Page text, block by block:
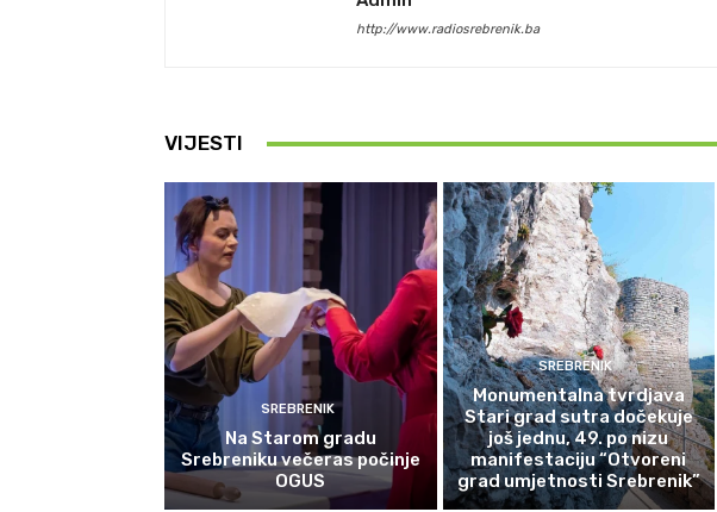
http://www.radiosrebrenik.ba
VIJESTI
SREBRENIK
Na Starom gradu
Srebreniku večeras počinje
OGUS
SREBRENIK
Monumentalna tvrdjava
Stari grad sutra dočekuje
još jednu, 49. po nizu
manifestaciju “Otvoreni
grad umjetnosti Srebrenik”